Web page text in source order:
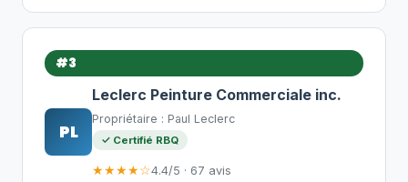
#3
PL
Leclerc Peinture Commerciale inc.
Propriétaire : Paul Leclerc
✓ Certifié RBQ
★★★★☆4.4/5 · 67 avis